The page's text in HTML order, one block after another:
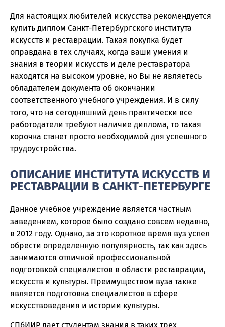
Для настоящих любителей искусства рекомендуется
купить диплом Санкт-Петербургского института
искусств и реставрации. Такая покупка будет
оправдана в тех случаях, когда ваши умения и
знания в теории искусств и деле реставратора
находятся на высоком уровне, но Вы не являетесь
обладателем документа об окончании
соответственного учебного учреждения. И в силу
того, что на сегодняшний день практически все
работодатели требуют наличие диплома, то такая
корочка станет просто необходимой для успешного
трудоустройства.
ОПИСАНИЕ ИНСТИТУТА ИСКУССТВ И
РЕСТАВРАЦИИ В САНКТ-ПЕТЕРБУРГЕ
Данное учебное учреждение является частным
заведением, которое было создано совсем недавно,
в 2012 году. Однако, за это короткое время вуз успел
обрести определенную популярность, так как здесь
занимаются отличной профессиональной
подготовкой специалистов в области реставрации,
искусств и культуры. Преимуществом вуза также
является подготовка специалистов в сфере
искусствоведения и истории культуры.
СПбИИР дает студентам знания в таких трех